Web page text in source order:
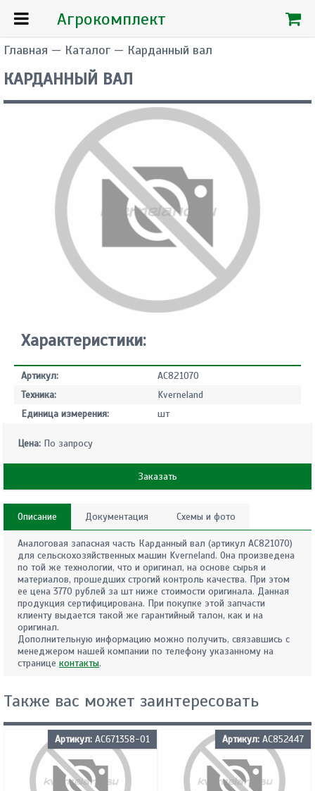
Главная — Каталог — Карданный вал
КАРДАННЫЙ ВАЛ
Характеристики:
Артикул:
AC821070
Техника:
Kverneland
Единица измерения:
шт
Цена: По запросу
Заказать
Описание Документация Схемы и фото
Аналоговая запасная часть Карданный вал (артикул AC821070)
для сельскохозяйственных машин Kverneland. Она произведена
по той же технологии, что и оригинал, на основе сырья и
материалов, прошедших строгий контроль качества. При этом
ее цена 3770 рублей за шт ниже стоимости оригинала. Данная
продукция сертифицирована. При покупке этой запчасти
клиенту выдается такой же гарантийный талон, как и на
оригинал.
Дополнительную информацию можно получить, связавшись с
менеджером нашей компании по телефону указанному на
странице контакты.
Также вас может заинтересовать
Артикул: AC671358-01 Артикул: AC852447
Агрокомплект